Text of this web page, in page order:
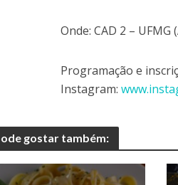
Onde: CAD 2 –
Programação e
Instagram:
gostar também: